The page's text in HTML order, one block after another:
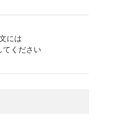
には
てください